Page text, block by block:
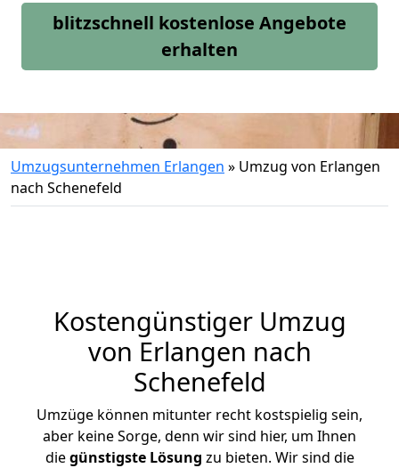
blitzschnell kostenlose Angebote
erhalten
Umzugsunternehmen Erlangen » Umzug von Erlangen
nach Schenefeld
Kostengünstiger Umzug
von Erlangen nach
Schenefeld
Umzüge können mitunter recht kostspielig sein,
aber keine Sorge, denn wir sind hier, um Ihnen
diegünstigste Lösung zu bieten. Wir sind die